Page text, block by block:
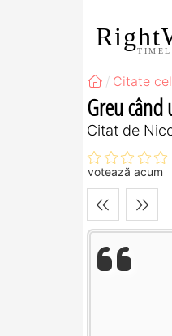
Citate
Greu când
Citat de
votează acum